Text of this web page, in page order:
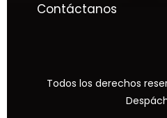
Contáctanos
Todos los derechos